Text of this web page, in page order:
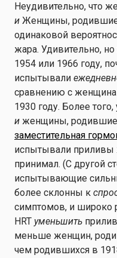
Неудивительно, что
и Женщины,
одинаковой
жара. Удивительно,
1954 или 1966 году,
испытывали
сравнению с
1930 году. Более
и женщины,
заместительная
испытывали приливы
принимал. (С другой
испытывающие
более склонны к
симптомов, и широко
HRT уменьшить
меньше женщин,
чем родившихся в